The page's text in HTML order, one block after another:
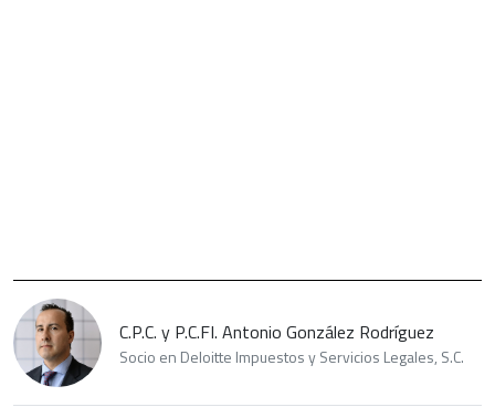
C.P.C. y P.C.FI. Antonio González Rodríguez
Socio en Deloitte Impuestos y Servicios Legales, S.C.